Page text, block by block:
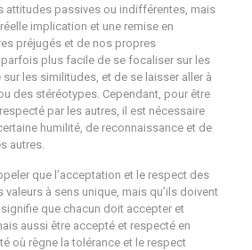
attitudes passives ou indifférentes, mais
implication et une remise en
préjugés et de nos propres
plus facile de se focaliser sur les
les similitudes, et de se laisser aller à
des stéréotypes. Cependant, pour être
par les autres, il est nécessaire
humilité, de reconnaissance et de
autres.
que l’acceptation et le respect des
valeurs à sens unique, mais qu’ils doivent
que chacun doit accepter et
aussi être accepté et respecté en
où règne la tolérance et le respect